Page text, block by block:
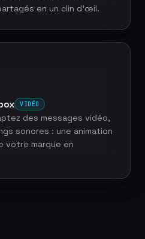
en un clin d'œil.
VIDÉO
des messages vidéo,
sonores : une animation
votre marque en